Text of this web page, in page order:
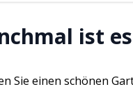
ist
Sie einen schönen